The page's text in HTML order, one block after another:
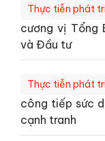
Thực tiễn phát
cương vị Tổng
và Đầu tư
Thực tiễn phát
công tiếp sức
cạnh tranh